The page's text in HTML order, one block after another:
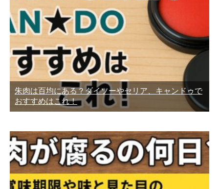
朱肉は百均にある？ダイソーやセリア、キャンドゥで
おすすめはこれ！